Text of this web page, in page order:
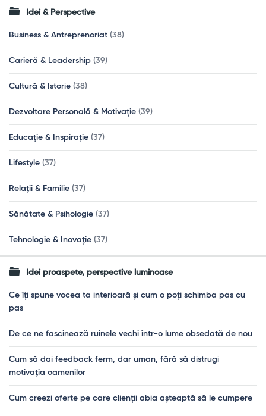
Idei & Perspective
Business & Antreprenoriat (38)
Carieră & Leadership (39)
Cultură & Istorie (38)
Dezvoltare Personală & Motivație (39)
Educație & Inspirație (37)
Lifestyle (37)
Relații & Familie (37)
Sănătate & Psihologie (37)
Tehnologie & Inovație (37)
Idei proaspete, perspective luminoase
Ce îți spune vocea ta interioară și cum o poți schimba pas cu
pas
De ce ne fascinează ruinele vechi într-o lume obsedată de nou
Cum să dai feedback ferm, dar uman, fără să distrugi
motivația oamenilor
Cum creezi oferte pe care clienții abia așteaptă să le cumpere